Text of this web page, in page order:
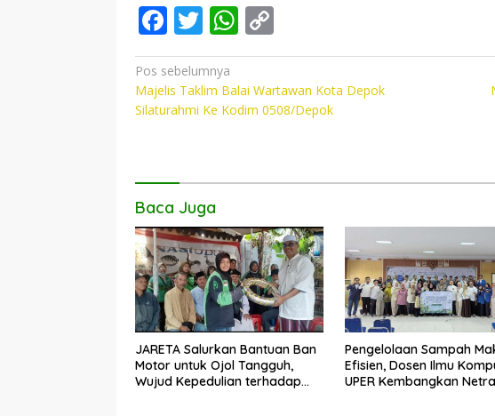
F
ac
e
b
k
T
w
itt
er
W
h
at
s
p
o
p
y
k
Navigasi
pos
Pos sebelumnya
Majelis Taklim Balai Wartawan Kota Depok
Silaturahmi Ke Kodim 0508/Depok
Baca Juga
JARETA Salurkan Bantuan Ban
Motor untuk Ojol Tangguh,
Wujud Kepedulian terhadap
Pengelolaan Sampah
Efisien, Dosen Ilmu
UPER Kembangkan